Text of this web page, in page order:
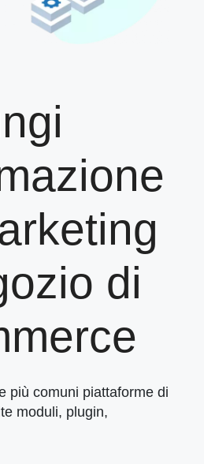
di
più comuni piattaforme di
moduli, plugin,